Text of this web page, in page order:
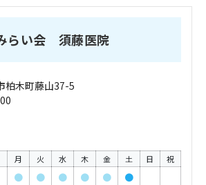
らい会 須藤医院
柏木町藤山37-5
月 火 水 木 金 土 日 祝
● ● ● ● ●
●